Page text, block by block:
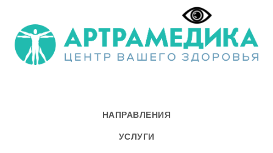
НАПРАВЛЕНИЯ
УСЛУГИ